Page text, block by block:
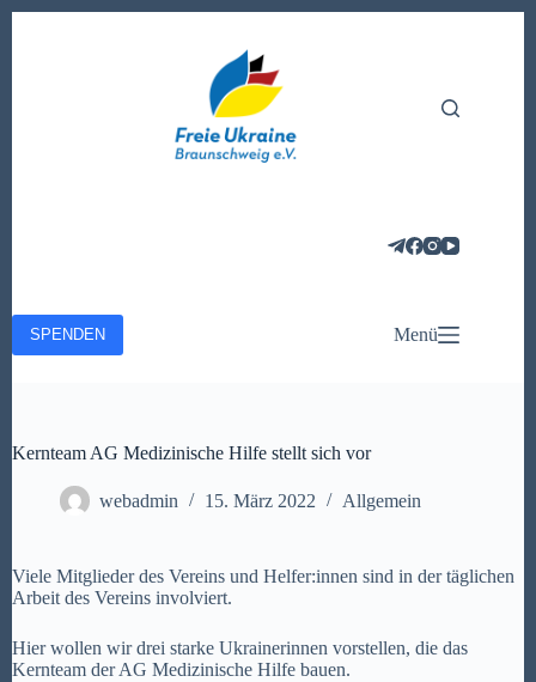
SPENDEN Menü
Kernteam AG Medizinische Hilfe stellt sich vor
webadmin 15. März 2022 Allgemein
Viele Mitglieder des Vereins und Helfer:innen sind in der täglichen
Arbeit des Vereins involviert.
Hier wollen wir drei starke Ukrainerinnen vorstellen, die das
Kernteam der AG Medizinische Hilfe bauen.